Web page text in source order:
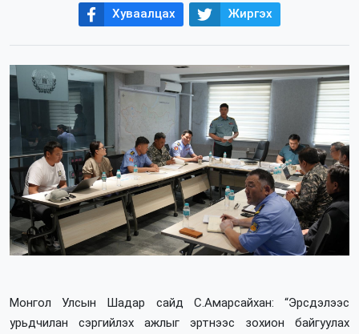
Хуваалцах
Жиргэх
Монгол Улсын Шадар сайд С.Амарсайхан: “Эрсдэлээс
урьдчилан сэргийлэх ажлыг эртнээс зохион байгуулах